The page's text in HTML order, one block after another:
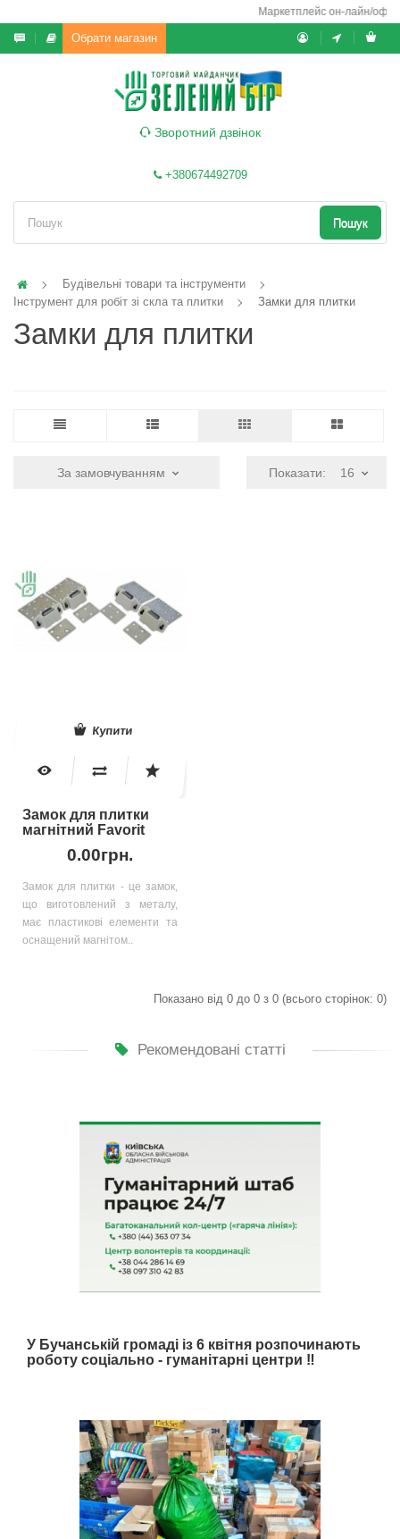
Маркетплейс он-лайн/офф-
Обрати магазин
Зворотний дзвінок
+380674492709
Пошук
Будівельні товари та інструменти
Інструмент для робіт зі скла та плитки
Замки для плитки
Замки для плитки
За замовчуванням Показати: 16
Купити
Замок для плитки
магнітний Favorit
0.00грн.
Замок для плитки - це замок,
що виготовлений з металу,
має пластикові елементи та
оснащений магнітом..
Показано від 0 до 0 з 0 (всього сторінок: 0)
Рекомендовані статті
У Бучанській громаді із 6 квітня розпочинають
роботу соціально - гуманітарні центри ‼️